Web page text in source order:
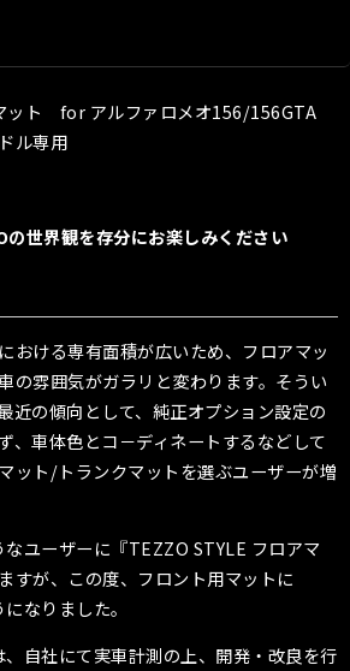
ット for アルファロメオ156/156GTA
ル専用
世界観を存分にお楽しみください
おける専有面積が広いため、フロアマッ
の雰囲気がガラリと変わります。そうい
近の傾向として、純正オプション設定の
、車体色とコ－ディネートするなどして
ット/トランクマットを選ぶユーザーが増
ユーザーに『TEZZO STYLE フロアマ
すが、この度、フロント用マットに
なりました。
、自社にて実車計測の上、開発・改良を行